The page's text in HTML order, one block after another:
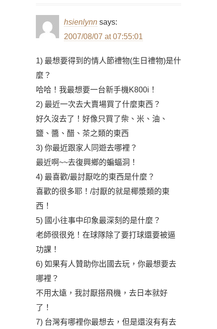
hsienlynn says:
2007/08/07 at 07:55:01
1) 最想要得到的情人節禮物(生日禮物)是什
麼？
哈哈！我最想要一台新手機K800i！
2) 最近一次去大賣場買了什麼東西？
好久沒去了！好像只買了柴、米、油、
鹽、醬、醋、茶之類的東西
3) 你最近跟家人同遊去哪裡？
最近啊~~去復興鄉的蝙蝠洞！
4) 最喜歡/最討厭吃的東西是什麼？
喜歡的很多耶！/討厭的就是椰漿類的東
西！
5) 國小往事中印象最深刻的是什麼？
老師很很兇！在球隊除了要打球還要被逼
功課！
6) 如果有人贊助你出國去玩，你最想要去
哪裡？
不用太遠，我討厭搭飛機，去日本就好
了！
7) 台灣有哪裡你最想去，但是還沒有有去